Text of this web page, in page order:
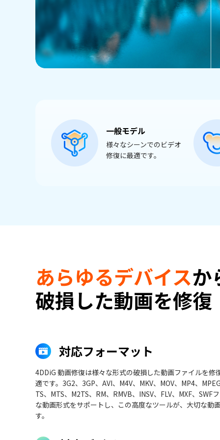
一般モデル
様々なシーンでのビデオ
修復に最適です。
あらゆるデバイスか
破損した動画を修復
対応フォーマット
4DDiG 動画修復は様々な形式の破損した動画ファイルを修
適です。3G2、3GP、AVI、M4V、MKV、MOV、MP4、
TS、MTS、M2TS、RM、RMVB、INSV、FLV、MXF、SWF
な動画形式をサポートし、この高度なツールが、大切な動
す。